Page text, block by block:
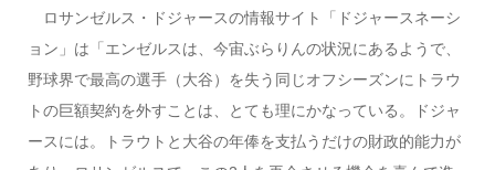
ロサンゼルス・ドジャースの情報サイト「ドジャースネーシ
ョン」は「エンゼルスは、今宙ぶらりんの状況にあるようで、
野球界で最高の選手（大谷）を失う同じオフシーズンにトラウ
トの巨額契約を外すことは、とても理にかなっている。ドジャ
ースには。トラウトと大谷の年俸を支払うだけの財政的能力が